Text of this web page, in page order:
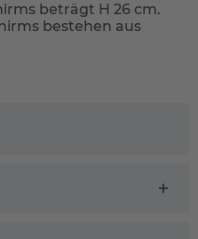
beträgt H 26 cm.
bestehen aus